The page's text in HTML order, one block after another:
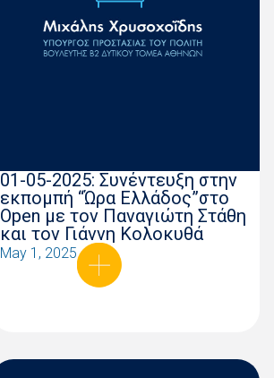
01-05-2025: Συνέντευξη στην
εκπομπή “Ώρα Ελλάδος”στο
Open με τον Παναγιώτη Στάθη
και τον Γιάννη Κολοκυθά
May 1, 2025